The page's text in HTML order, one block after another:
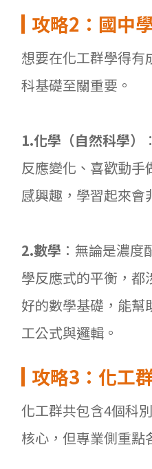
攻略2 ：國中
想要在化工群學得有
科基礎至關重要。
1.化學（自然科學）
反應變化、喜歡動手
感興趣，學習起來會
2.數學 ：無論是濃
學反應式的平衡，都
好的數學基礎，能幫
工公式與邏輯。
攻略3 ：化工
化工群共包含4個科
核心，但專業側重點